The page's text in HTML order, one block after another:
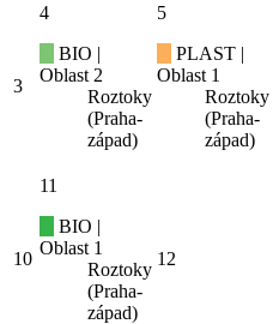
3
4
BIO |
Oblast 2
Roztoky
(Praha-
západ)
5
PLAST |
Oblast 1
Roztoky
(Praha-
západ)
10
11
BIO |
Oblast 1
Roztoky
(Praha-
západ)
12